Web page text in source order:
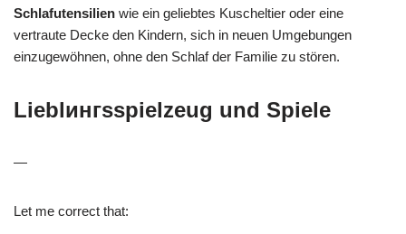
Schlafutensilien wie ein geliebtes Kuscheltier oder eine
vertraute Decke den Kindern, sich in neuen Umgebungen
einzugewöhnen, ohne den Schlaf der Familie zu stören.
Lieblингsspielzeug und Spiele
—
Let me correct that: